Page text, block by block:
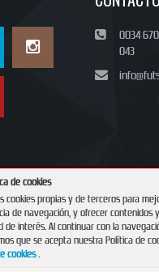
0034
043
CONTACTO REVISTA
de cookies
cookies propias y de terceros para
de navegación, y ofrecer contenidos
de interés. Al continuar con la
que se acepta nuestra Política de
cookies.